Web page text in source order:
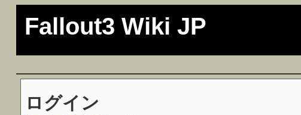
Fallout3 Wiki JP
ログイン